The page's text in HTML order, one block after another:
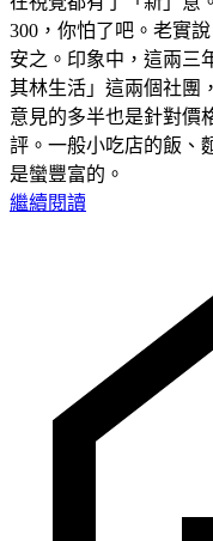
300，你怕了吧。老實
安之。印象中，這兩三
其林生活」這兩個社團
意見的多半也是針對價
評。一般小吃店的飯、
是蠻豐富的。
繼續閱讀